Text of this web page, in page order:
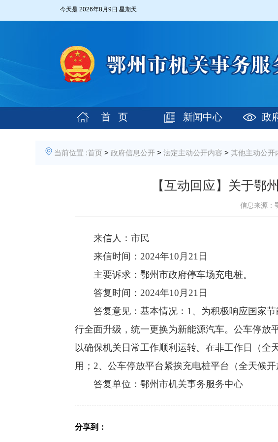
今天是 2026年8月9日 星期天
首 页 新闻中心 政
当前位置 :首页 > 政府信息公开 > 法定主动公开内容 > 其他主动公开
【互动回应】关于鄂
信息来源：
来信人：市民
来信时间：2024年10月21日
主要诉求：鄂州市政府停车场充电桩。
答复时间：2024年10月21日
答复意见：基本情况：1、为积极响应国家节
行全面升级，统一更换为新能源汽车。公车停放
以确保机关日常工作顺利运转。在非工作日（全
用；2、公车停放平台紧挨充电桩平台（全天候开
答复单位：鄂州市机关事务服务中心
分享到：